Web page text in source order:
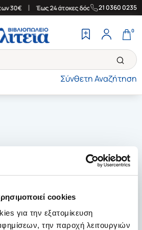
cookies
για την εξατομίκευση
την παροχή λειτουργιών
30€ Έως 24 άτοκες δόσεις |
21 0360 0235
Σύνθετη Αναζήτηση
0